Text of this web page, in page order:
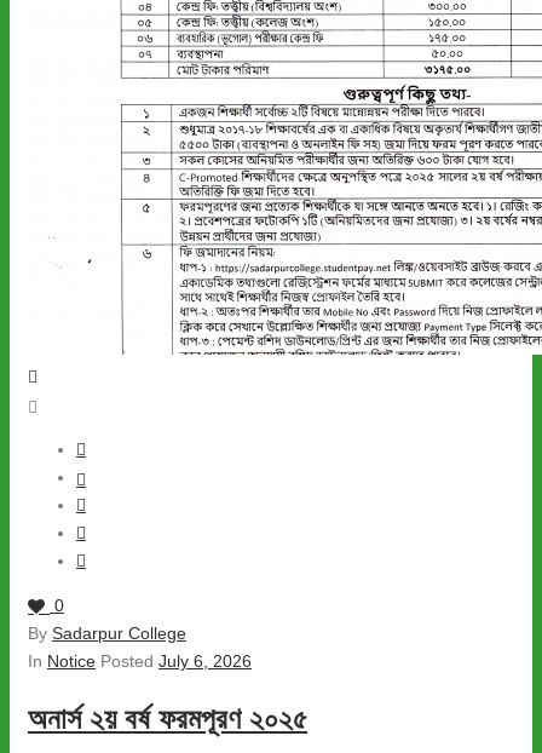
0
By Sadarpur College
In Notice Posted July 6, 2026
অনার্স ২য় বর্ষ ফরমপূরণ ২০২৫